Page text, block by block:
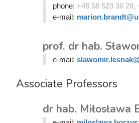
phone: +48 58 523 30 29,
e-mail:
prof. dr hab.
e-mail:
Associate Professors
dr hab. Miłosława